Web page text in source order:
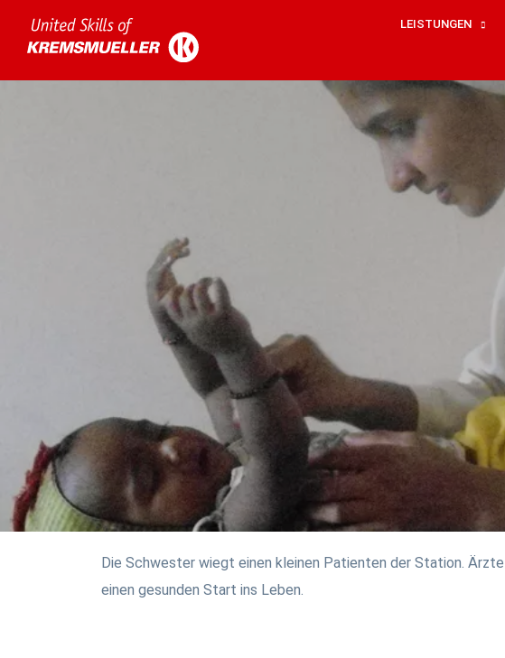
LEISTUNGEN
Die Schwester wiegt einen kleinen Patienten der Station.
einen gesunden Start ins Leben.